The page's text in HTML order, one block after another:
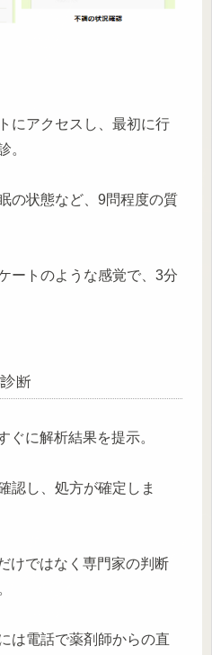
にアクセスし、最初に行
。
の状態など、9問程度の質
ートのような感覚で、3分
断
ぐに解析結果を提示。
認し、処方が確定しま
けではなく専門家の判断
は電話で薬剤師からの直